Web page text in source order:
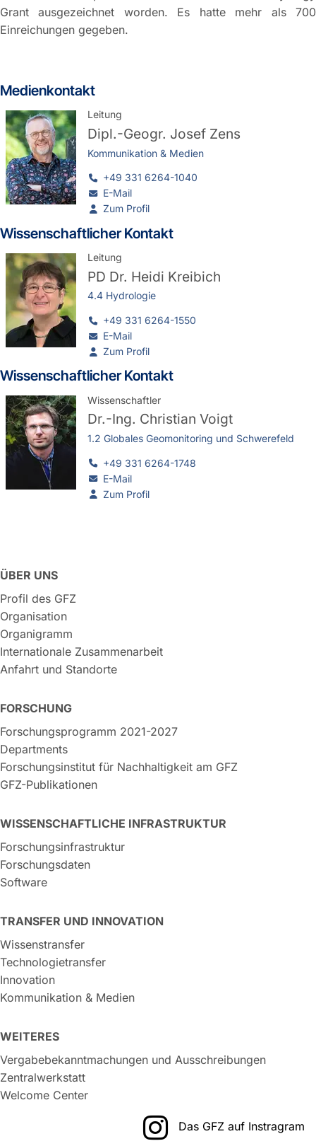
Grant ausgezeichnet worden. Es hatte mehr als 700
Einreichungen gegeben.
Medienkontakt
Leitung
Dipl.-Geogr. Josef Zens
Kommunikation & Medien
+49 331 6264-1040
E-Mail
Zum Profil
Wissenschaftlicher Kontakt
Leitung
PD Dr. Heidi Kreibich
4.4 Hydrologie
+49 331 6264-1550
E-Mail
Zum Profil
Wissenschaftlicher Kontakt
Wissenschaftler
Dr.-Ing. Christian Voigt
1.2 Globales Geomonitoring und Schwerefeld
+49 331 6264-1748
E-Mail
Zum Profil
ÜBER UNS
Profil des GFZ
Organisation
Organigramm
Internationale Zusammenarbeit
Anfahrt und Standorte
FORSCHUNG
Forschungsprogramm 2021-2027
Departments
Forschungsinstitut für Nachhaltigkeit am GFZ
GFZ-Publikationen
WISSENSCHAFTLICHE INFRASTRUKTUR
Forschungsinfrastruktur
Forschungsdaten
Software
TRANSFER UND INNOVATION
Wissenstransfer
Technologietransfer
Innovation
Kommunikation & Medien
WEITERES
Vergabebekanntmachungen und Ausschreibungen
Zentralwerkstatt
Welcome Center
Das GFZ auf Instragram